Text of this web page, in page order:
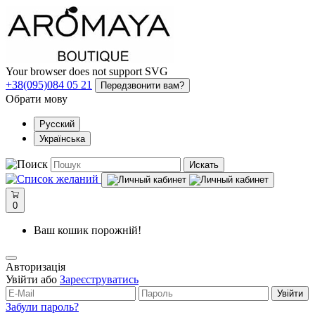
Your browser does not support SVG
+38(095)084 05 21
Передзвонити вам?
Обрати мову
Русский
Українська
Искать
0
Ваш кошик порожній!
Авторизація
Увійти або Зареєструватись
Увійти
Забули пароль?